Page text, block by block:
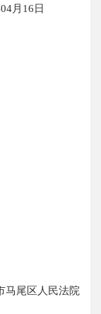
月16日
尾区人民法院